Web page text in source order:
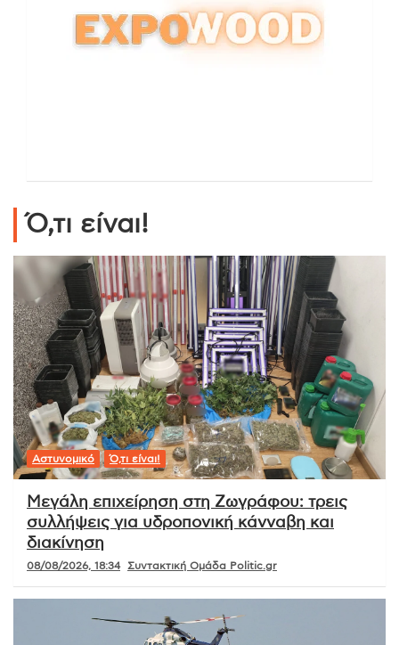
Ό,τι είναι!
Αστυνομικό Ό,τι είναι!
Μεγάλη επιχείρηση στη Ζωγράφου: τρεις
συλλήψεις για υδροπονική κάνναβη και
διακίνηση
08/08/2026, 18:34 Συντακτική Ομάδα Politic.gr